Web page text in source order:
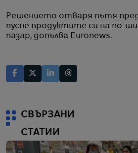
Решението отваря пътя
пусне продуктите си на по-
пазар, допълва Euronews.
СВЪРЗАНИ
СТАТИИ